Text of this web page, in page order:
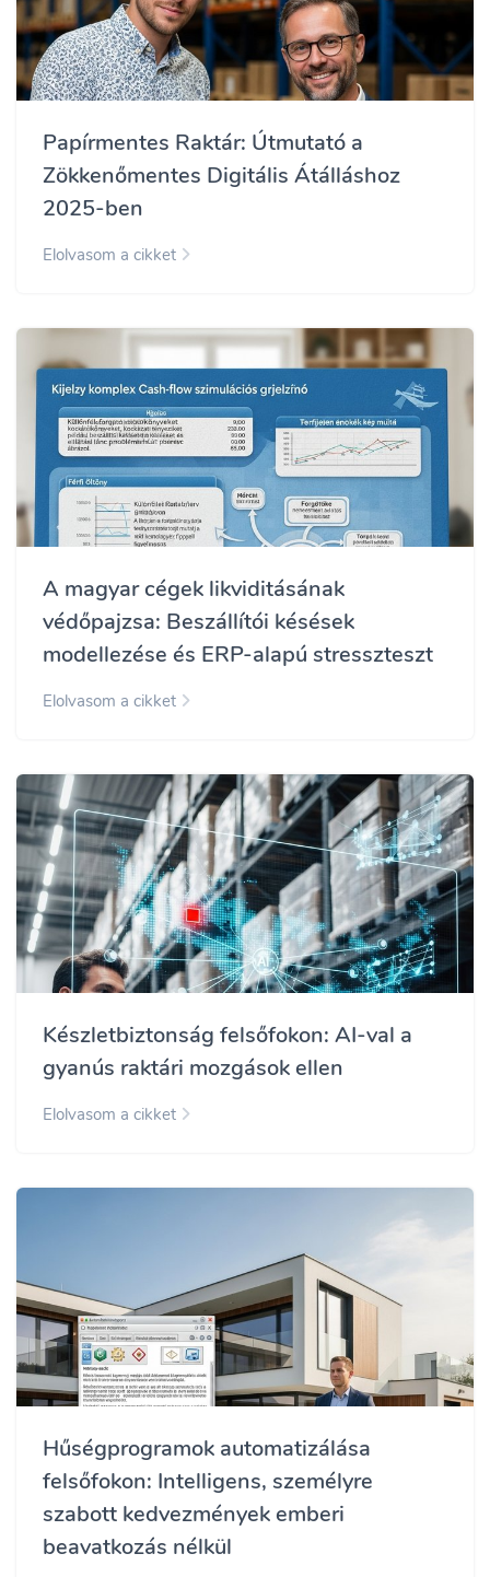
Papírmentes Raktár: Útmutató a
Zökkenőmentes Digitális Átálláshoz
2025-ben
Elolvasom a cikket
A magyar cégek likviditásának
védőpajzsa: Beszállítói késések
modellezése és ERP-alapú stresszteszt
Elolvasom a cikket
Készletbiztonság felsőfokon: AI-val a
gyanús raktári mozgások ellen
Elolvasom a cikket
Hűségprogramok automatizálása
felsőfokon: Intelligens, személyre
szabott kedvezmények emberi
beavatkozás nélkül